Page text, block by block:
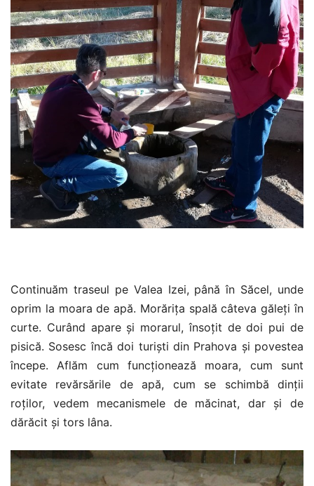
Continuăm traseul pe Valea Izei, până în Săcel, unde
oprim la moara de apă. Morărița spală câteva găleți în
curte. Curând apare și morarul, însoțit de doi pui de
pisică. Sosesc încă doi turiști din Prahova și povestea
începe. Aflăm cum funcționează moara, cum sunt
evitate revărsările de apă, cum se schimbă dinții
roților, vedem mecanismele de măcinat, dar și de
dărăcit și tors lâna.